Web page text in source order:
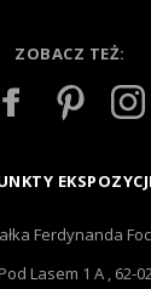
ZOBACZ TEŻ:
EKSPOZYCJI
Ferdynanda
Lasem 1 A , 62-